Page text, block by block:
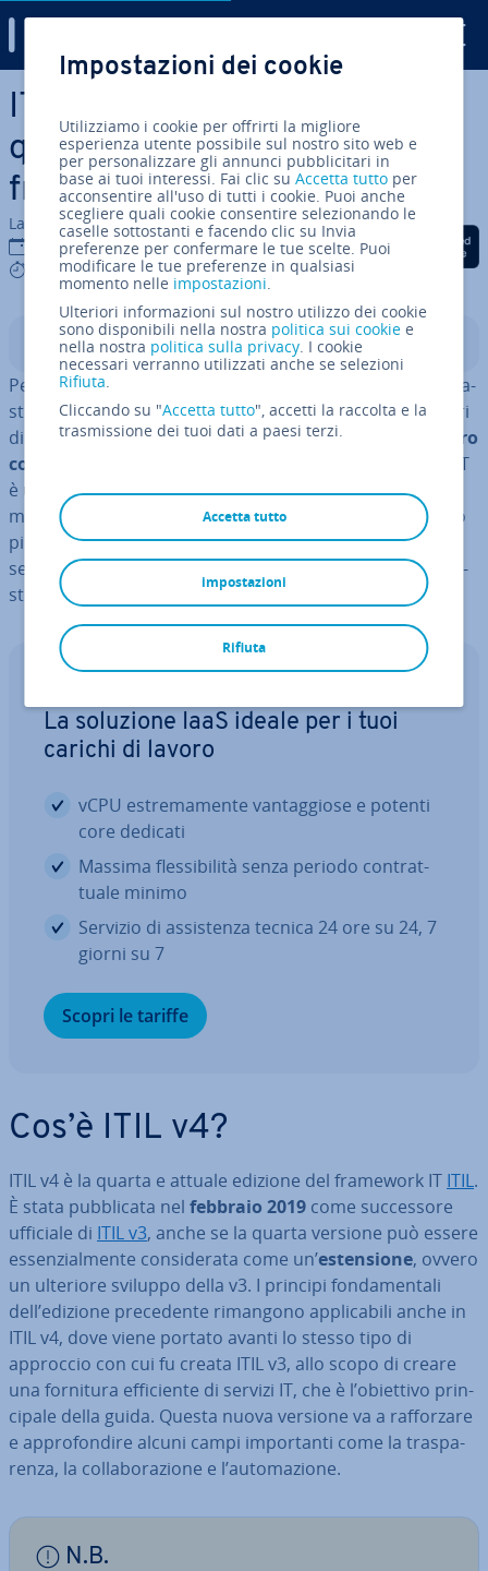
Vai al contenuto prin­ci­pa­le
ITIL v4: una pa­no­ra­mi­ca della
quarta edizione del
framework per servizi IT
La redazione di IONOS
24 ago 2021
7 mins
Condividi via Facebook
Condividi via Twitter
Condividi via
Indice
Per più di tre decenni, ITIL (In­for­ma­tion Tech­no­lo­gy In­fra­
struc­tu­re Library) ha fornito ai re­spon­sa­bi­li e ai fornitori
di servizi IT, come imanaged service provider
quadro
completo con best practice su misura
. Questa guida IT
è una raccolta di svariati documenti che de­scri­vo­no le
modalità in cui i servizi possono essere forniti nel modo
più ef­fi­cien­te e orientato al cliente possibile. Nel
seguente articolo vi il­lu­stria­mo i contenuti e le ca­rat­te­ri­
sti­che speciali della quarta edizione di ITIL v4.
La soluzione IaaS ideale per i tuoi
carichi di lavoro
vCPU estre­ma­men­te van­tag­gio­se e potenti
core dedicati
Massima fles­si­bi­li­tà senza periodo con­trat­
tua­le minimo
Servizio di as­si­sten­za tecnica 24 ore su 24, 7
giorni su 7
Scopri le tariffe
Cos’è ITIL v4?
ITIL v4 è la quarta e attuale edizione del framework IT ITIL.
È stata pub­bli­ca­ta nel febbraio 2019 come suc­ces­so­re
ufficiale di ITIL v3, anche se la quarta versione può essere
es­sen­zial­men­te con­si­de­ra­ta come un’esten­sio­ne, ovvero
un ulteriore sviluppo della v3. I principi fon­da­men­ta­li
dell’edizione pre­ce­den­te rimangono ap­pli­ca­bi­li anche in
ITIL v4, dove viene portato avanti lo stesso tipo di
approccio con cui fu creata ITIL v3, allo scopo di creare
una fornitura ef­fi­cien­te di servizi IT, che è l’obiettivo prin­
ci­pa­le della guida. Questa nuova versione va a raf­for­za­re
e ap­pro­fon­di­re alcuni campi im­por­tan­ti come la tra­spa­
ren­za, la col­la­bo­ra­zio­ne e l’au­to­ma­zio­ne.
N.B.
Impostazioni dei cookie
Utilizziamo i cookie per offrirti la migliore
esperienza utente possibile sul nostro sito web e
per personalizzare gli annunci pubblicitari in
base ai tuoi interessi. Fai clic suAccetta tutto per
acconsentire all'uso di tutti i cookie. Puoi anche
scegliere quali cookie consentire selezionando le
caselle sottostanti e facendo clic su Invia
preferenze per confermare le tue scelte. Puoi
modificare le tue preferenze in qualsiasi
momento nelle impostazioni.
Ulteriori informazioni sul nostro utilizzo dei cookie
sono disponibili nella nostra politica sui cookie e
nella nostra politica sulla privacy. I cookie
necessari verranno utilizzati anche se selezioni
Rifiuta.
Cliccando su "Accetta tutto", accetti la raccolta e la
trasmissione dei tuoi dati a paesi terzi.
Accetta tutto
Rifiuta
impostazioni